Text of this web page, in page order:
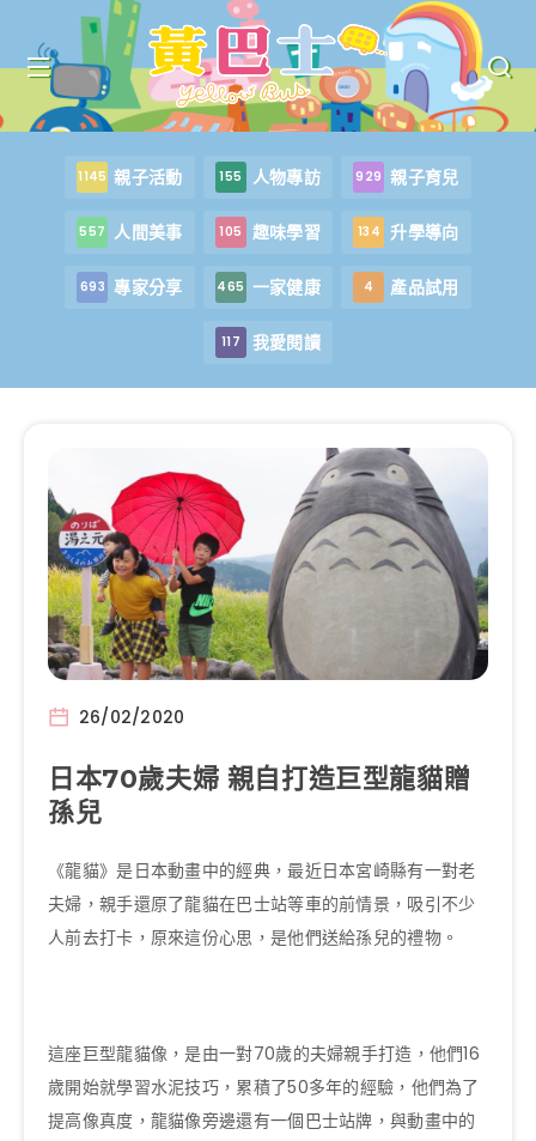
1145 親子活動 155 人物專訪 929 親子育兒
557 人間美事 105 趣味學習 134 升學導向
693 專家分享 465 一家健康 4 產品試用
117 我愛閱讀
26/02/2020
日本70歲夫婦 親自打造巨型龍貓贈
孫兒
《龍貓》是日本動畫中的經典，最近日本宮崎縣有一對老
夫婦，親手還原了龍貓在巴士站等車的前情景，吸引不少
人前去打卡，原來這份心思，是他們送給孫兒的禮物。
這座巨型龍貓像，是由一對70歲的夫婦親手打造，他們16
歲開始就學習水泥技巧，累積了50多年的經驗，他們為了
提高像真度，龍貓像旁邊還有一個巴士站牌，與動畫中的